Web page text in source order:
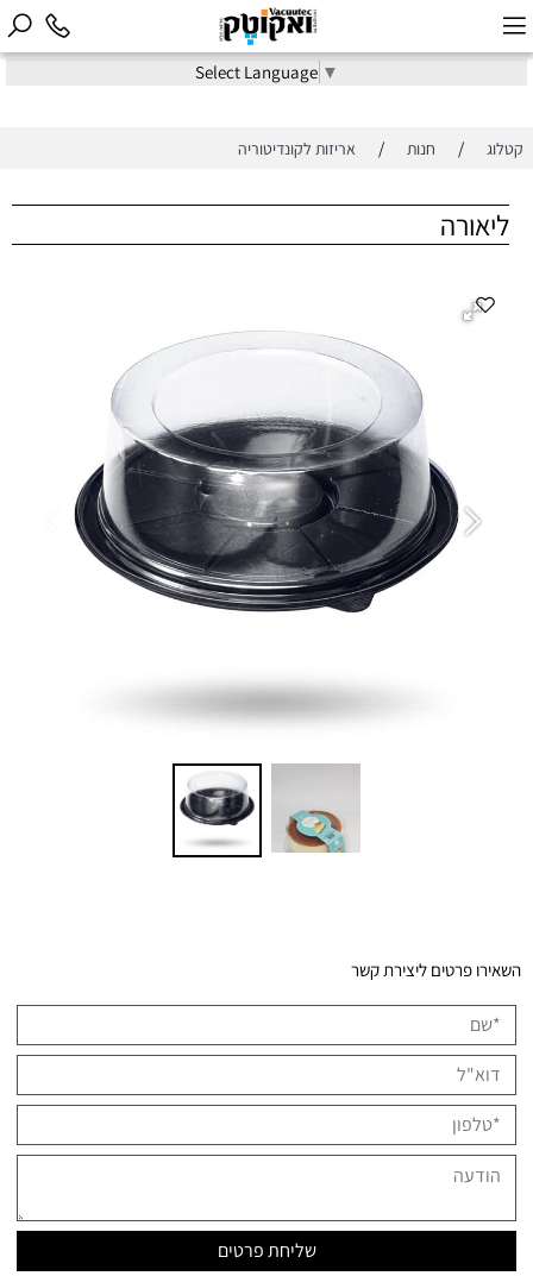
Select Language ▼
קטלוג / חנות / אריזות לקונדיטוריה
ליאורה
השאירו פרטים ליצירת קשר